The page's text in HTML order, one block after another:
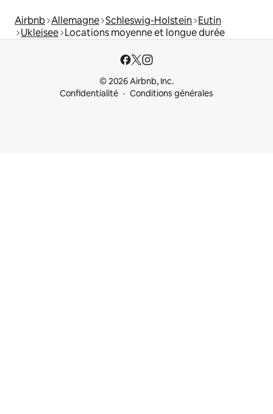
Airbnb Allemagne Schleswig-Holstein Eutin
Ukleisee Locations moyenne et longue durée
© 2026 Airbnb, Inc.
Confidentialité
Conditions générales